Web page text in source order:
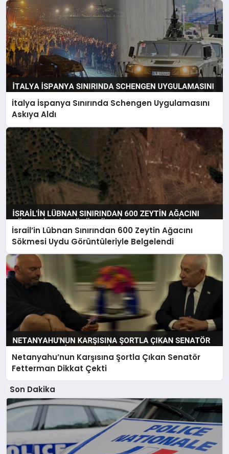
İtalya İspanya Sınırında Schengen Uygulamasını
Askıya Aldı
İsrail’in Lübnan Sınırından 600 Zeytin Ağacını
Sökmesi Uydu Görüntüleriyle Belgelendi
Netanyahu’nun Karşısına Şortla Çıkan Senatör
Fetterman Dikkat Çekti
Son Dakika